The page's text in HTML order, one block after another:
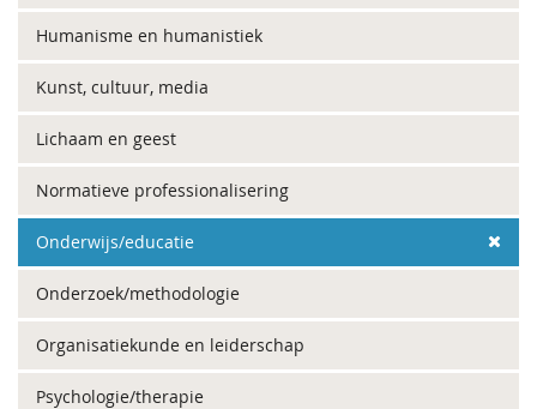
Humanisme en humanistiek
Kunst, cultuur, media
Lichaam en geest
Normatieve professionalisering
Onderwijs/educatie
Onderzoek/methodologie
Organisatiekunde en leiderschap
Psychologie/therapie